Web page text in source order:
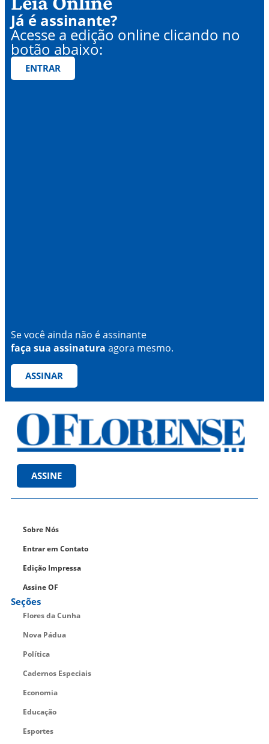
Já é assinante?
Acesse a edição online clicando no
botão abaixo:
ENTRAR
Se você ainda não é assinante
faça sua assinatura agora mesmo.
ASSINAR
ASSINE
Sobre Nós
Entrar em Contato
Edição Impressa
Assine OF
Seções
Flores da Cunha
Nova Pádua
Política
Cadernos Especiais
Economia
Educação
Esportes